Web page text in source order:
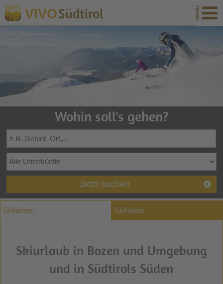
VIVOSüdtirol
Wohin soll's gehen?
Jetzt suchen
Skifahren Skihotels
Skiurlaub in Bozen und Umgebung
und in Südtirols Süden